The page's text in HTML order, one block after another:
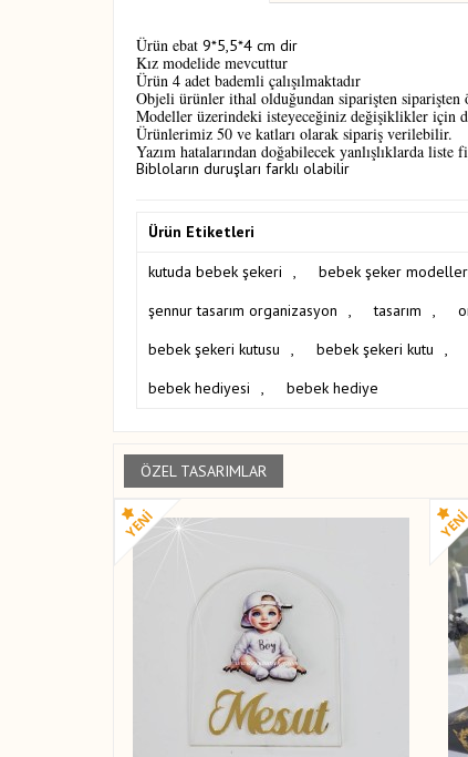
Ürün ebat 9*5,5*4 cm dir
Kız modelide mevcuttur
Ürün 4 adet bademli çalışılmaktadır
Objeli ürünler ithal olduğundan siparişten siparişten
Modeller üzerindeki isteyeceğiniz değişiklikler için
Ürünlerimiz 50 ve katları olarak sipariş verilebilir.
Yazım hatalarından doğabilecek yanlışlıklarda liste
Bibloların duruşları farklı olabilir
Ürün Etiketleri
kutuda bebek şekeri
, bebek şeker
şennur tasarım organizasyon
, tasarım ,
bebek şekeri kutusu
, bebek şekeri kutu ,
bebek hediyesi
, bebek hediye
ÖZEL TASARIMLAR